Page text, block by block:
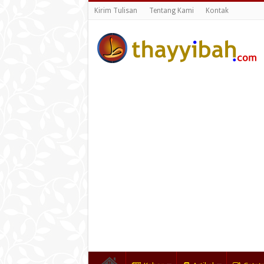
Kirim Tulisan Tentang Kami Kontak